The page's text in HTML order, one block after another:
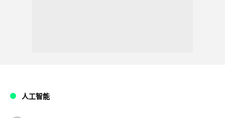
人工智能